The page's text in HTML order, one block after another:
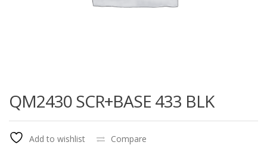
QM2430 SCR+BASE 433 BLK
Add to wishlist Compare